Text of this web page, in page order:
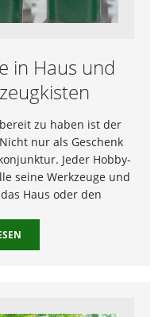
in Haus und
zu haben ist der
nur als Geschenk
Jeder Hobby-
seine Werkzeuge und
Haus oder den